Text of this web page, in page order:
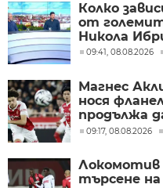
Колко
от
Никола
09:41, 08.08.2026
Магнес
нося
продължа
велик клуб
09:17, 08.08.2026
Локомотив
търсене на